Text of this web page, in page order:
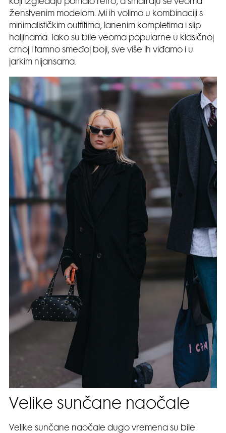
koji izgledaju pomalo retro, a smatraju se veoma
ženstvenim modelom. Mi ih volimo u kombinaciji s
minimalističkim outfitima, lanenim kompletima i slip
haljinama. Iako su bile veoma popularne u klasičnoj
crnoj i tamno smeđoj boji, sve više ih viđamo i u
jarkim nijansama.
Velike sunčane naočale
Velike sunčane naočale dugo vremena su bile